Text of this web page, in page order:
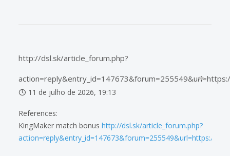
http://dsl.sk/article_forum.php?
11 de julho de 2026, 19:13
References:
KingMaker match bonus http://dsl.sk/article_forum.php?
action=reply&entry_id=147673&forum=255549&url=https://